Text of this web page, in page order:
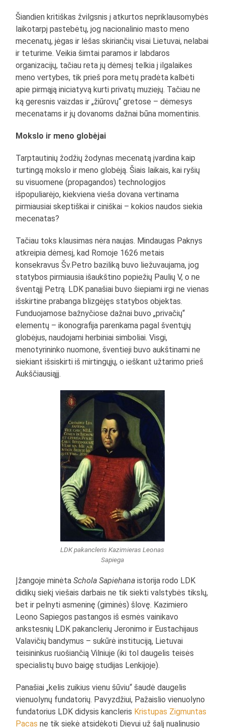
Šiandien kritiškas žvilgsnis į atkurtos nepriklausomybės
laikotarpį pastebėtų, jog nacionalinio masto meno
mecenatų, jėgas ir lėšas skiriančių visai Lietuvai, nelabai
ir teturime. Veikia šimtai paramos ir labdaros
organizacijų, tačiau reta jų dėmesį telkia į ilgalaikes
meno vertybes, tik prieš pora metų pradėta kalbėti
apie pirmąją iniciatyvą kurti privatų muziejų. Tačiau ne
ką geresnis vaizdas ir „žiūrovų“ gretose – dėmesys
mecenatams ir jų dovanoms dažnai būna momentinis.
Mokslo ir meno globėjai
Tarptautinių žodžių žodynas mecenatą įvardina kaip
turtingą mokslo ir meno globėją. Šiais laikais, kai ryšių
su visuomene (propagandos) technologijos
išpopuliarėjo, kiekviena vieša dovana vertinama
pirmiausiai skeptiškai ir ciniškai – kokios naudos siekia
mecenatas?
Tačiau toks klausimas nėra naujas. Mindaugas Paknys
atkreipia dėmesį, kad Romoje 1626 metais
konsekravus Šv.Petro baziliką buvo liežuvaujama, jog
statybos pirmiausia išaukštino popiežių Paulių V, o ne
šventąjį Petrą. LDK panašiai buvo šiepiami irgi ne vienas
išskirtine prabanga blizgėjęs statybos objektas.
Funduojamose bažnyčiose dažnai buvo „privačių“
elementų – ikonografija parenkama pagal šventųjų
globėjus, naudojami herbiniai simboliai. Visgi,
menotyrininko nuomone, šventieji buvo aukštinami ne
siekiant išsiskirti iš mirtingųjų, o ieškant užtarimo prieš
Aukščiausiąjį.
LDK pakancleris Kazimieras Leonas
Sapiega
Įžangoje minėtaSchola Sapiehana istorija rodo LDK
didikų siekį viešais darbais ne tik siekti valstybės tikslų,
bet ir pelnyti asmeninę (giminės) šlovę. Kazimiero
Leono Sapiegos pastangos iš esmės vainikavo
ankstesnių LDK pakanclerių Jeronimo ir Eustachijaus
Valavičių bandymus – sukūrė instituciją, Lietuvai
teisininkus ruošiančią Vilniuje (iki tol daugelis teisės
specialistų buvo baigę studijas Lenkijoje).
Panašiai „kelis zuikius vienu šūviu“ šaudė daugelis
vienuolynų fundatorių. Pavyzdžiui, Pažaislio vienuolyno
fundatorius LDK didysis kancleris Kristupas Zigmuntas
Pacas ne tik siekė atsidėkoti Dievui už šalį nualinusio